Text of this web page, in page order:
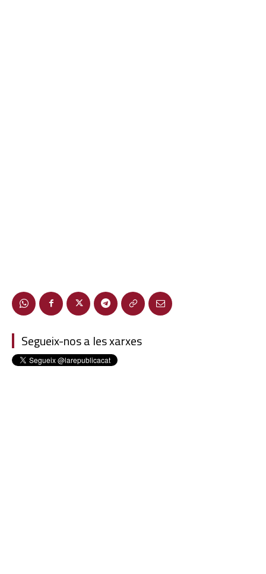
Segueix-nos a les xarxes